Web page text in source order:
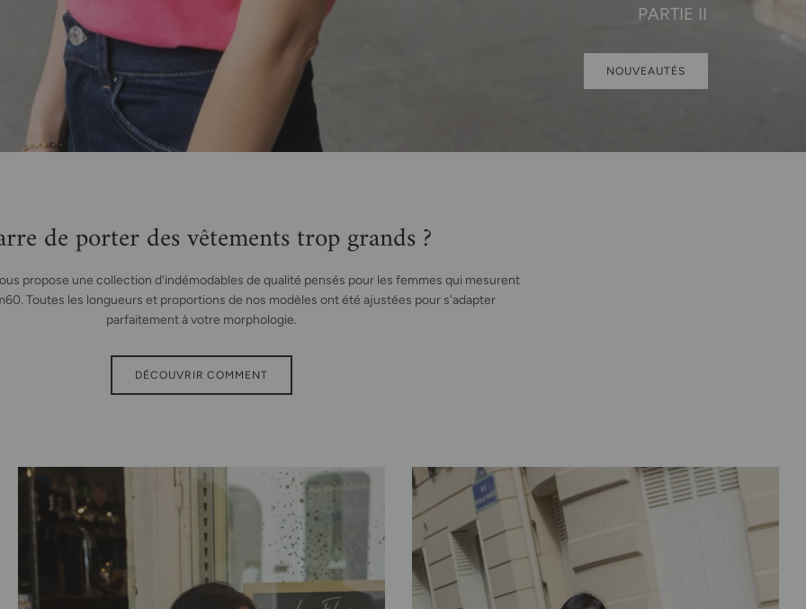
PARTIE II
NOUVEAUTÉS
de porter des vêtements trop grands ?
propose une collection d'indémodables de qualité pensés pour les femmes qui mesurent
Toutes les longueurs et proportions de nos modèles ont été ajustées pour s'adapter
parfaitement à votre morphologie.
DÉCOUVRIR COMMENT